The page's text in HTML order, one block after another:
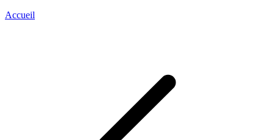
Accueil